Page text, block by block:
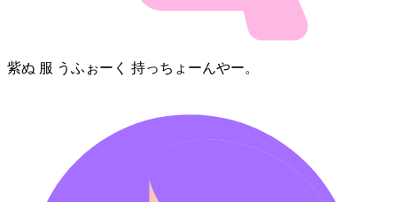
紫⁠ぬ 服 うふぉーく 持っちょーん⁠やー。